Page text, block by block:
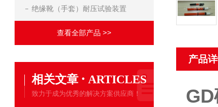
绝缘靴（手套）耐压试验装置
查看全部产品 >>
相关文章 · ARTICLES
致力于成为优秀的解决方案供应商！
产品